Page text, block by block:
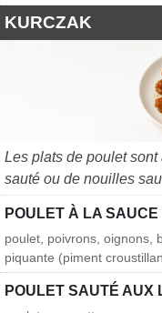
KURCZAK
Les plats de poulet
sauté ou de nouilles
POULET À LA SAUCE
poulet, poivrons, oignons,
piquante (piment
POULET SAUTÉ AUX